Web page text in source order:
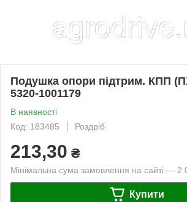
Подушка опори підтрим. КПП
5320-1001179
В наявності
Код: 183485
Роздріб
213,30 ₴
Мінімальна сума замовлення на сайті — 2
Купити